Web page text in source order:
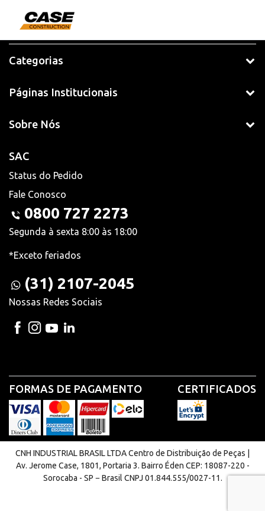
Categorias
Páginas Institucionais
Sobre Nós
SAC
Status do Pedido
Fale Conosco
0800 727 2273
Segunda à sexta 8:00 às 18:00
*Exceto feriados
(31) 2107-2045
Nossas Redes Sociais
FORMAS DE PAGAMENTO CERTIFICADOS
CNH INDUSTRIAL BRASIL LTDA Centro de Distribuição de Peças |
Av. Jerome Case, 1801, Portaria 3. Bairro Éden CEP: 18087-220 -
Sorocaba - SP − Brasil CNPJ 01.844.555/0027-11.